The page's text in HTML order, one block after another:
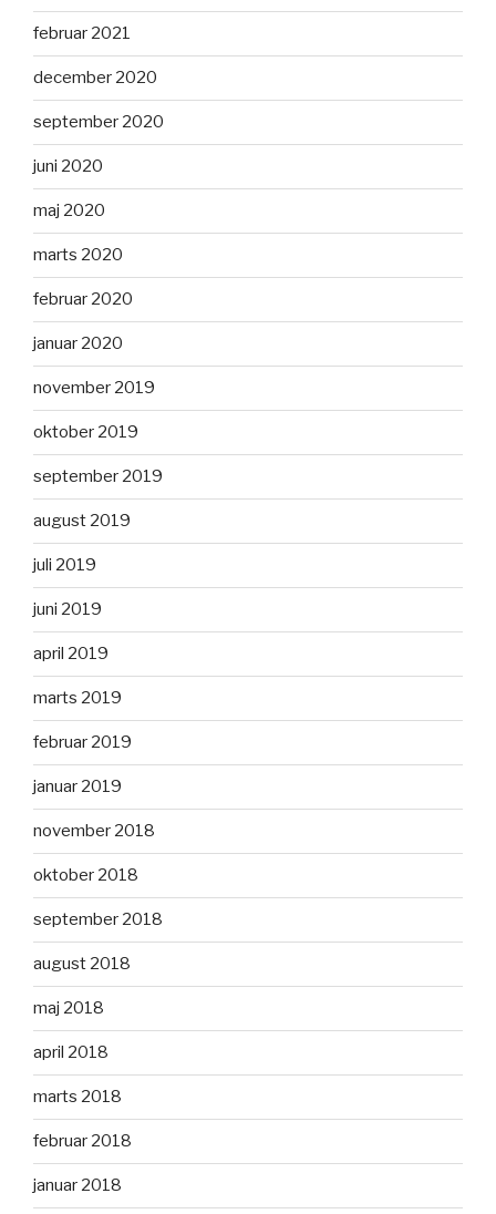
februar 2021
december 2020
september 2020
juni 2020
maj 2020
marts 2020
februar 2020
januar 2020
november 2019
oktober 2019
september 2019
august 2019
juli 2019
juni 2019
april 2019
marts 2019
februar 2019
januar 2019
november 2018
oktober 2018
september 2018
august 2018
maj 2018
april 2018
marts 2018
februar 2018
januar 2018